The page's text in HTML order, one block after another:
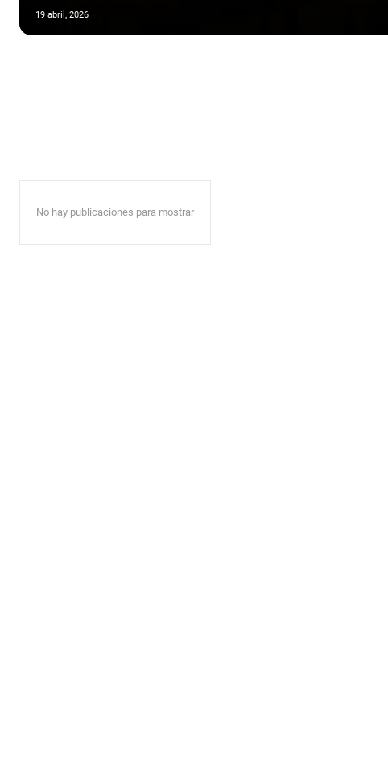
19 abril, 2026
No hay publicaciones para mostrar